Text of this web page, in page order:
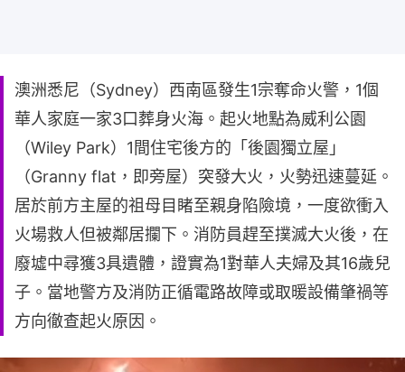
澳洲悉尼（Sydney）西南區發生1宗奪命火警，1個
華人家庭一家3口葬身火海。起火地點為威利公園
（Wiley Park）1間住宅後方的「後園獨立屋」
（Granny flat，即旁屋）突發大火，火勢迅速蔓延。
居於前方主屋的祖母目睹至親身陷險境，一度欲衝入
火場救人但被鄰居攔下。消防員趕至撲滅大火後，在
廢墟中尋獲3具遺體，證實為1對華人夫婦及其16歲兒
子。當地警方及消防正循電路故障或取暖設備肇禍等
方向徹查起火原因。